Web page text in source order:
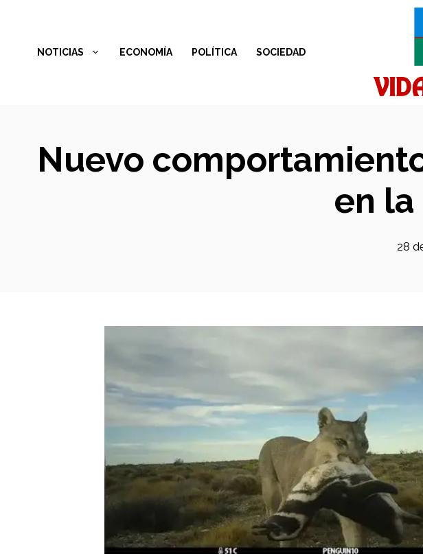
contenidoNOTICIAS ECONOMÍA POLÍTICA SOCIEDAD
Nuevo
en
28